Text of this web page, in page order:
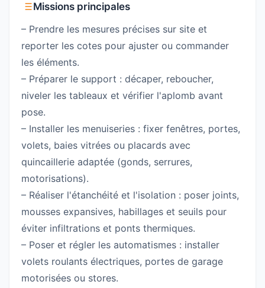
Missions principales
– Prendre les mesures précises sur site et
reporter les cotes pour ajuster ou commander
les éléments.
– Préparer le support : décaper, reboucher,
niveler les tableaux et vérifier l'aplomb avant
pose.
– Installer les menuiseries : fixer fenêtres, portes,
volets, baies vitrées ou placards avec
quincaillerie adaptée (gonds, serrures,
motorisations).
– Réaliser l'étanchéité et l'isolation : poser joints,
mousses expansives, habillages et seuils pour
éviter infiltrations et ponts thermiques.
– Poser et régler les automatismes : installer
volets roulants électriques, portes de garage
motorisées ou stores.